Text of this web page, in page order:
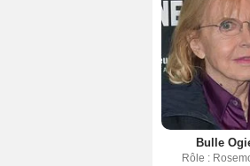
Bulle
Rôle :